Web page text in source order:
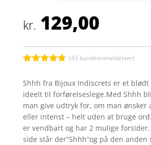
kr. 129,00
ud af 5
baseret på
kundebedø
mmelser
(43 kundeanmeldelser)
Shhh fra Bijoux Indiscrets er et
ideelt til forførelseslege.Med Shhh
man give udtryk for, om man ønsker
eller intenst – helt uden at bruge
er vendbart og har 2 mulige forsider.
side står der”Shhh”og på den anden